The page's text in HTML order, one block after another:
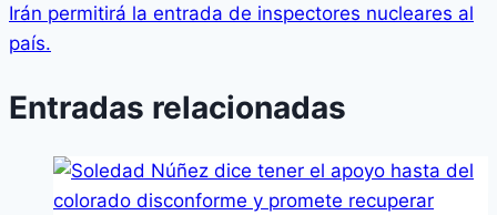
Irán permitirá la entrada de inspectores nucleares al
país.
Entradas relacionadas